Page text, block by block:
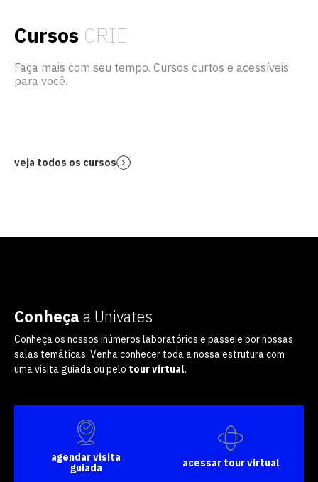
Cursos CRIE
Faça mais com seu tempo. Cursos curtos e acessíveis
para você.
veja todos os cursos
Conheça a Univates
Conheça os nossos inúmeros laboratórios e passeie por nossas
salas temáticas. Venha conhecer toda a nossa estrutura com
uma visita guiada ou pelo tour virtual.
agendar visita
guiada
acessar tour virtual